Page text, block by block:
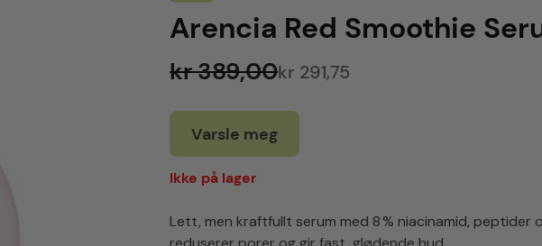
Arencia Red Smoothie
kr 389,00kr 291,75
Varsle meg
Ikke på lager
Lett, men kraftfullt serum med 8 % niacinamid, peptider